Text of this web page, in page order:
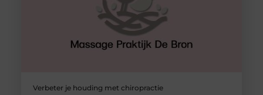
Verbeter je houding met chiropractie